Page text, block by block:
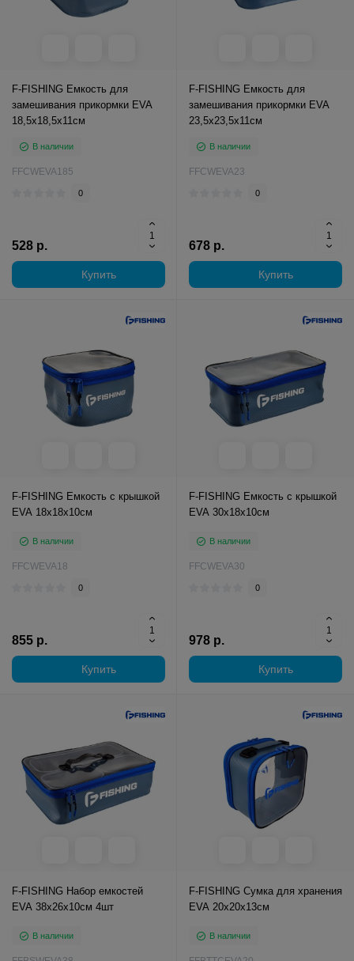
F-FISHING Емкость для
замешивания прикормки EVA
18,5х18,5х11см
В наличии
FFCWEVA185
0
528 р.
Купить
F-FISHING Емкость для
замешивания прикормки EVA
23,5x23,5x11см
В наличии
FFCWEVA23
0
678 р.
Купить
F-FISHING Емкость с крышкой
EVA 18х18х10см
В наличии
FFCWEVA18
0
855 р.
Купить
F-FISHING Емкость с крышкой
EVA 30х18х10см
В наличии
FFCWEVA30
0
978 р.
Купить
F-FISHING Набор емкостей
EVA 38х26х10см 4шт
В наличии
F-FISHING Сумка для хранения
EVA 20x20x13см
В наличии